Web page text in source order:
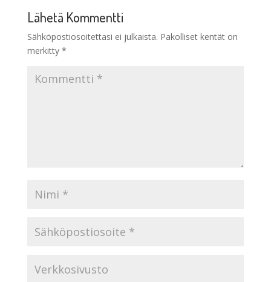
Lähetä Kommentti
Sähköpostiosoitettasi ei julkaista. Pakolliset kentät on
merkitty *